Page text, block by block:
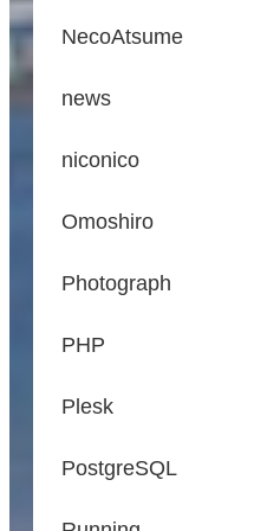
NecoAtsume
news
niconico
Omoshiro
Photograph
PHP
Plesk
PostgreSQL